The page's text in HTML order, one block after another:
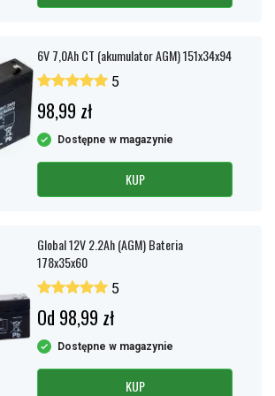
6V 7,0Ah CT (akumulator AGM) 151x34x94
5
98,99 zł
Dostępne w magazynie
KUP
Global 12V 2.2Ah (AGM) Bateria
178x35x60
5
Od 98,99 zł
Dostępne w magazynie
KUP